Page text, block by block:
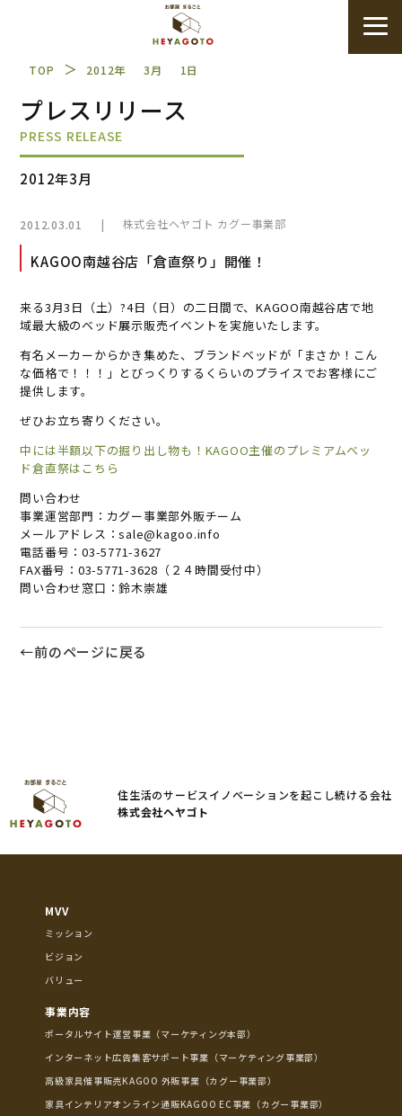
TOP ＞ 2012年 3月 1日
プレスリリース
PRESS RELEASE
2012年3月
2012.03.01 | 株式会社ヘヤゴト カグー事業部
KAGOO南越谷店「倉直祭り」開催！
来る3月3日（土）?4日（日）の二日間で、KAGOO南越谷店で地
域最大級のベッド展示販売イベントを実施いたします。
有名メーカーからかき集めた、ブランドベッドが「まさか！こん
な価格で！！！」とびっくりするくらいのプライスでお客様にご
提供します。
ぜひお立ち寄りください。
中には半額以下の掘り出し物も！KAGOO主催のプレミアムベッ
ド倉直祭はこちら
問い合わせ
事業運営部門：カグー事業部外販チーム
メールアドレス：sale@kagoo.info
電話番号：03-5771-3627
FAX番号：03-5771-3628（２４時間受付中）
問い合わせ窓口：鈴木崇雄
←前のページに戻る
住生活のサービスイノベーションを起こし続ける会社
株式会社ヘヤゴト
MVV
ミッション
ビジョン
バリュー
事業内容
ポータルサイト運営事業（マーケティング本部）
インターネット広告集客サポート事業（マーケティング事業部）
高級家具催事販売KAGOO 外販事業（カグー事業部）
家具インテリアオンライン通販KAGOO EC事業（カグー事業部）